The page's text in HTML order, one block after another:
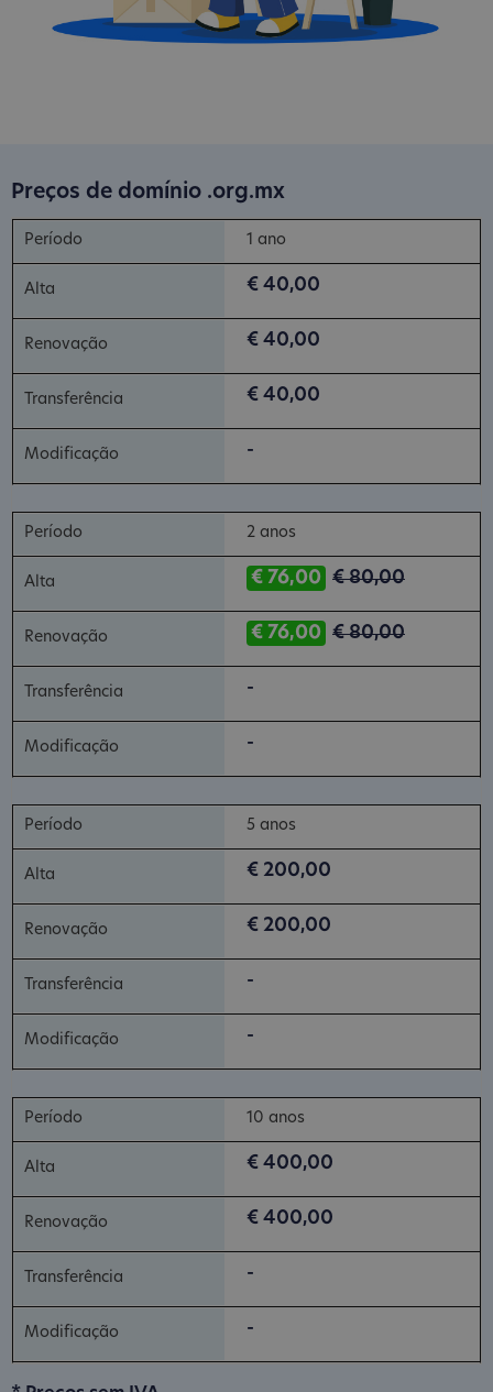
Preços de domínio .org.mx
1 ano
€ 40,00
€ 40,00
€ 40,00
-
2 anos
€ 76,00 € 80,00
€ 76,00 € 80,00
-
-
5 anos
€ 200,00
€ 200,00
-
-
10 anos
€ 400,00
€ 400,00
-
-